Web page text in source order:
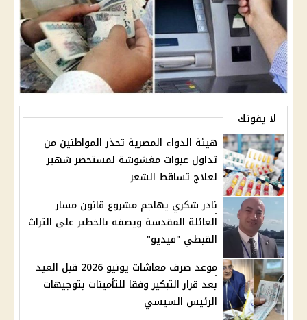
لا يفوتك
هيئة الدواء المصرية تحذر المواطنين من
تداول عبوات مغشوشة لمستحضر شهير
لعلاج تساقط الشعر
نادر شكري يهاجم مشروع قانون مسار
العائلة المقدسة ويصفه بالخطير على التراث
القبطي "فيديو"
موعد صرف معاشات يونيو 2026 قبل العيد
بعد قرار التبكير وفقا للتأمينات بتوجيهات
الرئيس السيسي